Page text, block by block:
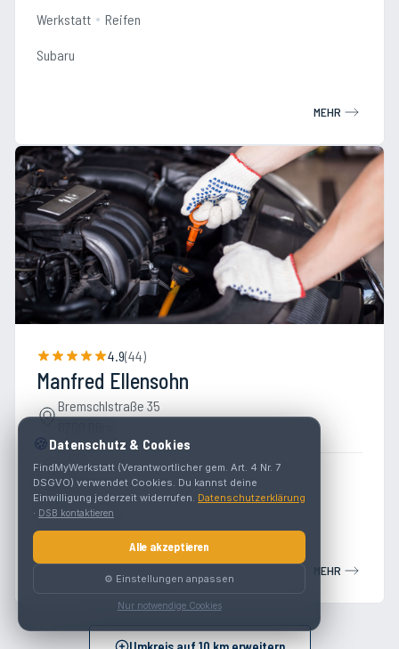
Werkstatt Reifen
Subaru
MEHR
4.9(44)
Manfred Ellensohn
Bremschlstraße 35
Werkstatt
Toyota Lexus
MEHR
🍪Datenschutz & Cookies
FindMyWerkstatt (Verantwortlicher gem. Art. 4 Nr. 7
DSGVO) verwendet Cookies. Du kannst deine
Einwilligung jederzeit widerrufen. Datenschutzerklärung
· DSB kontaktieren
Alle akzeptieren
⚙️ Einstellungen anpassen
Nur notwendige Cookies